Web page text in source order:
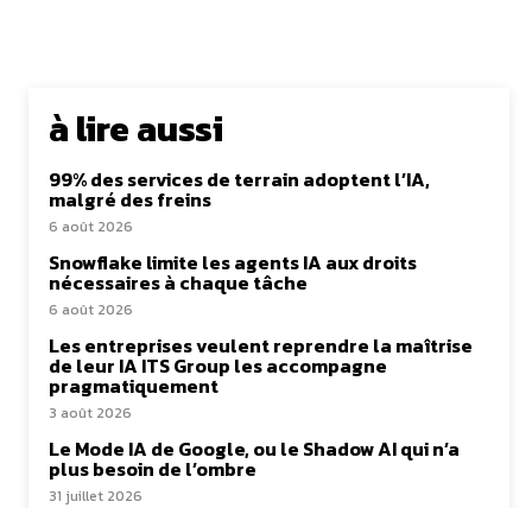
à lire aussi
99% des services de terrain adoptent l’IA,
malgré des freins
6 août 2026
Snowflake limite les agents IA aux droits
nécessaires à chaque tâche
6 août 2026
Les entreprises veulent reprendre la maîtrise
de leur IA ITS Group les accompagne
pragmatiquement
3 août 2026
Le Mode IA de Google, ou le Shadow AI qui n’a
plus besoin de l’ombre
31 juillet 2026